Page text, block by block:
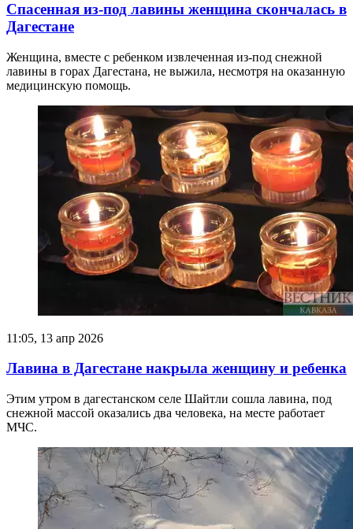
Спасенная из-под лавины женщина скончалась в
Дагестане
Женщина, вместе с ребенком извлеченная из-под снежной
лавины в горах Дагестана, не выжила, несмотря на оказанную
медицинскую помощь.
11:05, 13 апр 2026
Лавина в Дагестане накрыла женщину и ребенка
Этим утром в дагестанском селе Шайтли сошла лавина, под
снежной массой оказались два человека, на месте работает
МЧС.